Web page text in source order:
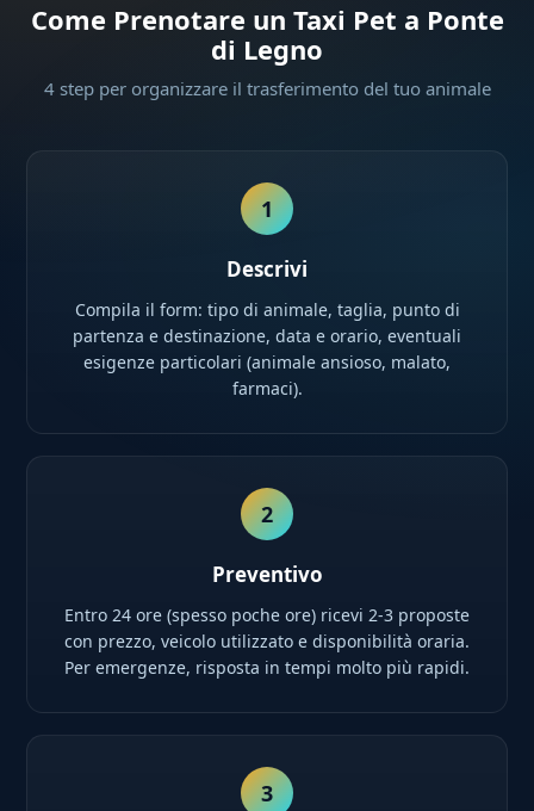
Come Prenotare un Taxi Pet a Ponte
di Legno
4 step per organizzare il trasferimento del tuo animale
1
Descrivi
Compila il form: tipo di animale, taglia, punto di
partenza e destinazione, data e orario, eventuali
esigenze particolari (animale ansioso, malato,
farmaci).
2
Preventivo
Entro 24 ore (spesso poche ore) ricevi 2-3 proposte
con prezzo, veicolo utilizzato e disponibilità oraria.
Per emergenze, risposta in tempi molto più rapidi.
3